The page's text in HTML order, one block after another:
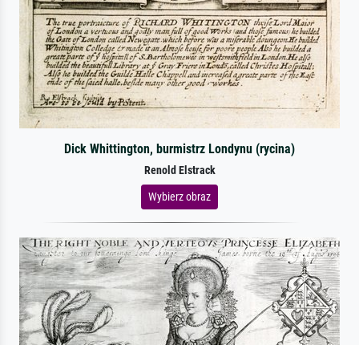
Dick Whittington, burmistrz Londynu (rycina)
Renold Elstrack
Wybierz obraz